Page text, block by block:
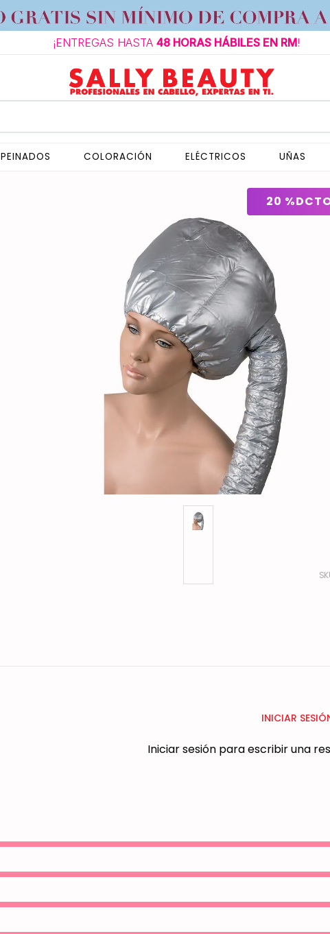
¡ENTREGAS HASTA 48 HORAS HÁBILES EN RM!
PEINADOS COLORACIÓN ELÉCTRICOS UÑAS
20 %
INICIAR
Iniciar sesión para escribir una